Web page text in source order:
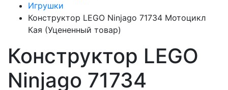
Игрушки
Конструктор LEGO Ninjago 71734 Мотоцикл
Кая (Уцененный товар)
Конструктор LEGO
Ninjago 71734